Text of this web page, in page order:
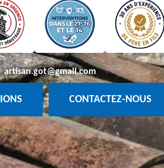
artisan.got@gmail.com
CONTACTEZ-NOUS